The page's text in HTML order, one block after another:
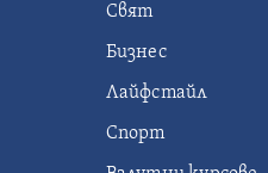
Свят
Бизнес
Лайфстайл
Спорт